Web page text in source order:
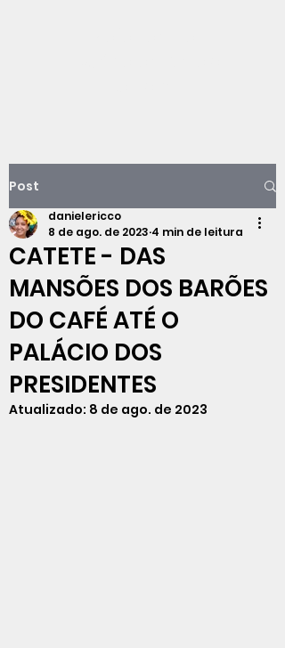
Post
CATETE - DAS
MANSÕES DOS BARÕES
DO CAFÉ ATÉ O
PALÁCIO DOS
PRESIDENTES
danielericco
8 de ago. de 2023 4 min de leitura
Atualizado: 8 de ago. de 2023